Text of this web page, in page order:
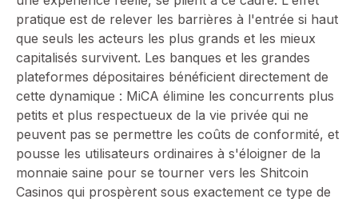
pratique est de relever les barrières à l'entrée si haut
que seuls les acteurs les plus grands et les mieux
capitalisés survivent. Les banques et les grandes
plateformes dépositaires bénéficient directement de
cette dynamique : MiCA élimine les concurrents plus
petits et plus respectueux de la vie privée qui ne
peuvent pas se permettre les coûts de conformité, et
pousse les utilisateurs ordinaires à s'éloigner de la
monnaie saine pour se tourner vers les Shitcoin
Casinos qui prospèrent sous exactement ce type de